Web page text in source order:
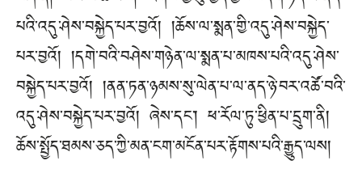
པའི་འདུ་ཤེས་བསྐྱེད་པར་བྱའོ། །ཆོས་ལ་སྨན་གྱི་འདུ་ཤེས་བསྐྱེད་
པར་བྱའོ། །དགེ་བའི་བཤེས་གཉེན་ལ་སྨན་པ་མཁས་པའི་འདུ་ཤེས་
བསྐྱེད་པར་བྱའོ། །ནན་ཏན་ཉམས་སུ་ལེན་པ་ལ་ནད་ཉེ་བར་འཚོ་བའི་
འདུ་ཤེས་བསྐྱེད་པར་བྱའོ། ཞེས་དང༌། ཕ་རོལ་ཏུ་ཕྱིན་པ་དྲུག་ནི།
ཆོས་སྤྱོད་ཐམས་ཅད་ཀྱི་མན་ངག་མངོན་པར་རྟོགས་པའི་རྒྱུད་ལས།